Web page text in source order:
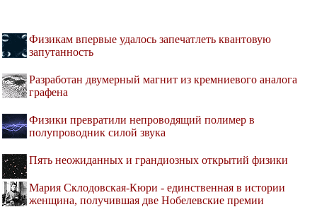
Физикам впервые удалось запечатлеть квантовую
запутанность
Разработан двумерный магнит из кремниевого аналога
графена
Физики превратили непроводящий полимер в
полупроводник силой звука
Пять неожиданных и грандиозных открытий физики
Мария Склодовская-Кюри - единственная в истории
женщина, получившая две Нобелевские премии